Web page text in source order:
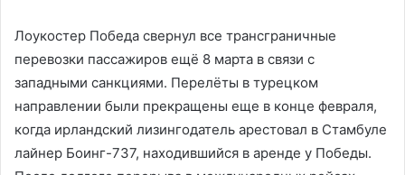
Лоукостер Победа свернул все трансграничные
перевозки пассажиров ещё 8 марта в связи с
западными санкциями. Перелёты в турецком
направлении были прекращены еще в конце февраля,
когда ирландский лизингодатель арестовал в Стамбуле
лайнер Боинг-737, находившийся в аренде у Победы.